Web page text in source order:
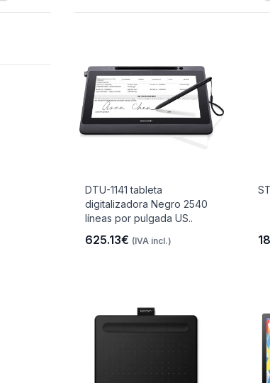
DTU-1141 tableta
digitalizadora Negro 2540
líneas por pulgada US..
625.13€ (IVA incl.)